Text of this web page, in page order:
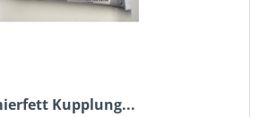
Kupplung...